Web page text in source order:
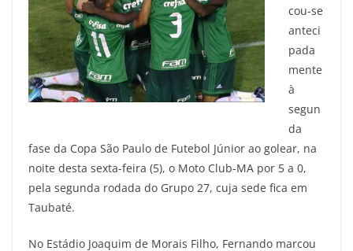
cou-se
anteci
pada
mente
à
segun
da
fase da Copa São Paulo de Futebol Júnior ao golear, na
noite desta sexta-feira (5), o Moto Club-MA por 5 a 0,
pela segunda rodada do Grupo 27, cuja sede fica em
Taubaté.
No Estádio Joaquim de Morais Filho, Fernando marcou